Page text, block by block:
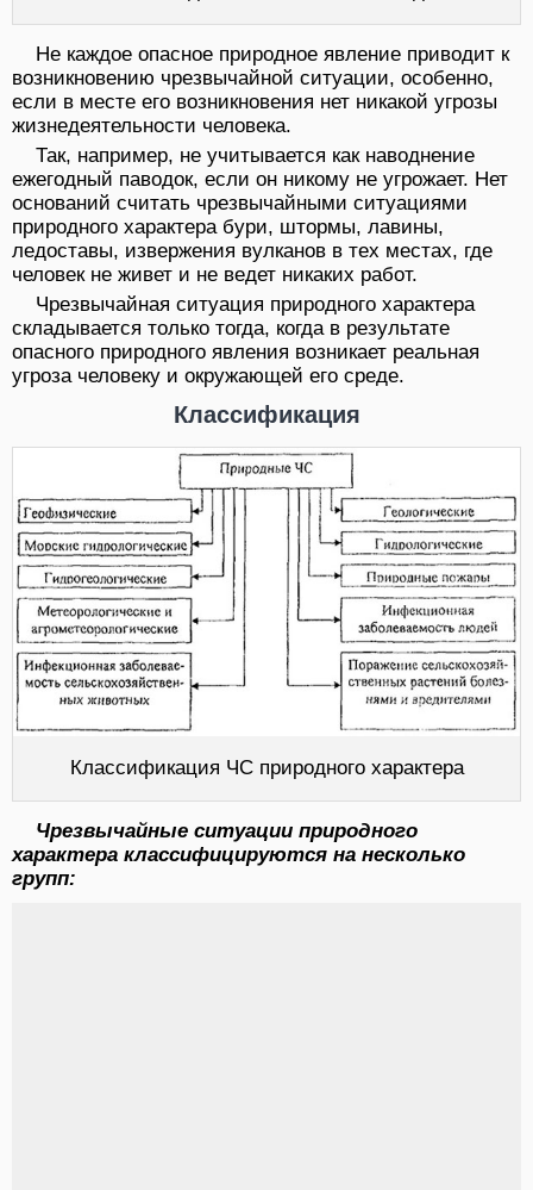
Не каждое опасное природное явление приводит к
возникновению чрезвычайной ситуации, особенно,
если в месте его возникновения нет никакой угрозы
жизнедеятельности человека.
Так, например, не учитывается как наводнение
ежегодный паводок, если он никому не угрожает. Нет
оснований считать чрезвычайными ситуациями
природного характера бури, штормы, лавины,
ледоставы, извержения вулканов в тех местах, где
человек не живет и не ведет никаких работ.
Чрезвычайная ситуация природного характера
складывается только тогда, когда в результате
опасного природного явления возникает реальная
угроза человеку и окружающей его среде.
Классификация
Классификация ЧС природного характера
Чрезвычайные ситуации природного
характера классифицируются на несколько
групп: